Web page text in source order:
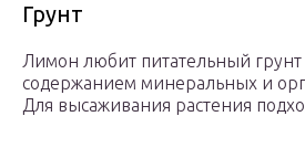
Грунт
Лимон любит питательный грунт
содержанием минеральных и
Для высаживания растения